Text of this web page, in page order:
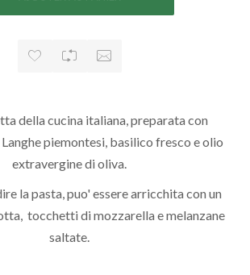
della cucina italiana, preparata con
piemontesi, basilico fresco e olio
extravergine di oliva.
la pasta, puo' essere arricchita con un
tocchetti di mozzarella e melanzane
saltate.